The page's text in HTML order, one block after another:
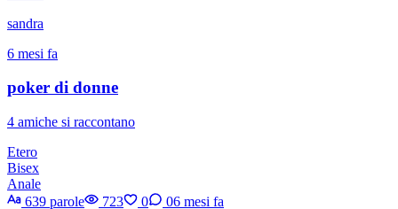
sandra
6 mesi fa
poker di donne
4 amiche si raccontano
Etero
Bisex
Anale
639 parole
723 0 06 mesi fa